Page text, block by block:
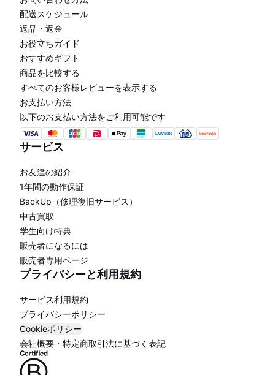
配送スケジュール
返品・返金
お役立ちガイド
おすすめギフト
商品を比較する
すべてのお客様レビューを表示する
お支払い方法
以下のお支払い方法をご利用可能です
サービス
お友達の紹介
1年間の動作保証
BackUp（修理復旧サービス）
中古買取
学生向け特典
販売者になるには
販売者専用ページ
プライバシーと利用規約
サービス利用規約
プライバシーポリシー
Cookieポリシー
会社概要・特定商取引法に基づく表記